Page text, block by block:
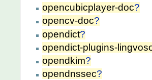
opencubicplayer-doc?
opencv-doc?
opendict?
opendict-plugins-
opendkim?
opendnssec?